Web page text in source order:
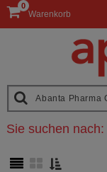
Warenkorb
0
Sie suchen nach: